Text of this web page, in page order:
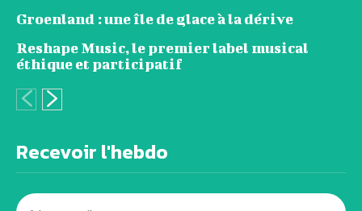
Groenland : une île de glace à la dérive
Reshape Music, le premier label musical
éthique et participatif
Recevoir l'hebdo